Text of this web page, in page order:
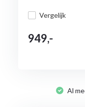
Vergelijk
949,-
Al